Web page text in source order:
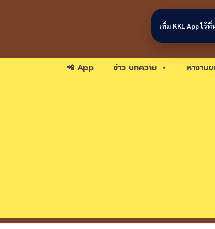
📲 App ข่าว บทความ หางาน
เพิ่ม KKL App ไว้